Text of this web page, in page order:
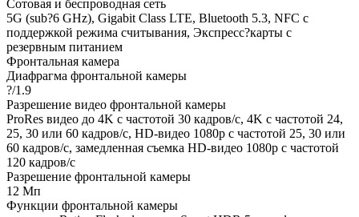
Сотовая и беспроводная сеть
5G (sub?6 GHz), Gigabit Class LTE, Bluetooth 5.3, NFC с
поддержкой режима считывания, Экспресс?карты с
резервным питанием
Фронтальная камера
Диафрагма фронтальной камеры
?/1.9
Разрешение видео фронтальной камеры
ProRes видео до 4K с частотой 30 кадров/с, 4K с частотой 24,
25, 30 или 60 кадров/с, HD-видео 1080p с частотой 25, 30 или
60 кадров/с, замедленная съемка HD-видео 1080p с частотой
120 кадров/с
Разрешение фронтальной камеры
12 Мп
Функции фронтальной камеры